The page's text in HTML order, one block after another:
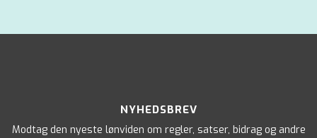
NYHEDSBREV
Modtag den nyeste lønviden om regler, satser, bidrag og andre